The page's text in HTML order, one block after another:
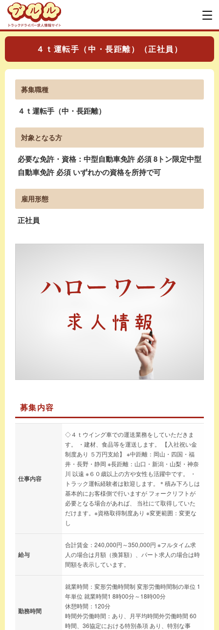
４ｔ運転手（中・長距離）（正社員）
募集職種
４ｔ運転手（中・長距離）
対象となる方
必要な免許・資格：中型自動車免許 必須 8トン限定中型
自動車免許 必須 いずれかの資格を所持で可
雇用形態
正社員
募集内容
仕事内容
◇４ｔウイング車での運送業務をしていただきま
す。 ・建材、食品等を運送します。 【入社祝い金
制度あり ５万円支給】 ※中距離：岡山・四国・福
井・長野・静岡 ※長距離：山口・新潟・山梨・神奈
川 以遠 ※６０歳以上の方や女性も活躍中です。 ・
トラック運転経験者は歓迎します。＊積み下ろしは
基本的にお客様側で行いますが フォークリフトが
必要となる場合があれば、 当社にて取得していた
だけます。※資格取得制度あり ※変更範囲：変更な
し
給与
合計賃金：240,000円～350,000円 ※フルタイム求
人の場合は月額（換算額）、パート求人の場合は時
間額を表示しています。
勤務時間
就業時間：変形労働時間制 変形労働時間制の単位 1
年単位 就業時間1 8時00分～18時00分
休憩時間：120分
時間外労働時間：あり、月平均時間外労働時間 60
時間、36協定における特別条項 あり、特別な事